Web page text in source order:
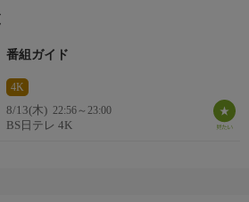
番組ガイド
4K
8/13(木) 22:56～23:00
BS日テレ 4K